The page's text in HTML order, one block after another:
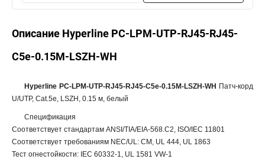
Описание Hyperline PC-LPM-UTP-RJ45-RJ45-
C5e-0.15M-LSZH-WH
Hyperline PC-LPM-UTP-RJ45-RJ45-C5e-0.15M-LSZH-WH Патч-корд
U/UTP, Cat.5е, LSZH, 0.15 м, белый
Спецификация
Соответствует стандартам ANSI/TIA/EIA-568.C2, ISO/IEC 11801
Соответствует требованиям NEC/UL: CM, UL 444, UL 1863
Тест огнестойкости: IEC 60332-1, UL 1581 VW-1